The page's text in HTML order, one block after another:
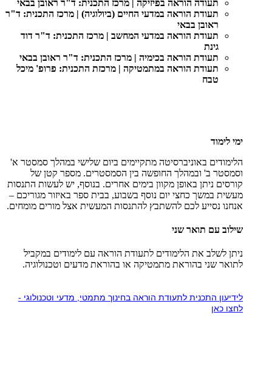
תעודה הוראה בפיזיקה | מרכז התכנית: ד"ר ראובן בבאי
תעודת הוראה במדעי החיים (ביולוגיה) | מרכז התכנית: ד"ר
ראובן בבאי
תעודת הוראה במדעי המחשב | מרכז התכנית: ד"ר דוד
גינת
תעודת הוראה בכימיה | מרכז התכנית: ד"ר ראובן בבאי
תעודת הוראה במתמטיקה | מרכזת התכנית: פרופ' מיכל
טבח
ימי לימוד
הלימודים באוניברסיטה מתקיימים ביום שלישי במהלך סמסטר א'
וסמסטר ב' ובמהלך החופשה בין הסמסטרים. מספר קטן של
קורסים ניתן באופן מקוון בימים אחרים. בנוסף, יש לעשות התנסות
מעשית במשך כחצי יום נוסף בשבוע, בבית ספר באיזור מגוריכם –
אנחנו נסייע לכם להשתבץ להתנסות המעשית אצל מורים מומחים.
שילוב עם תואר שני
ניתן לשלב את הלימודים לתעודת הוראה עם לימודים במקביל
לתואר שני בהוראת מתמטיקה או בהוראת מדעים וטכנולוגיה.
לידיעון התכנית לתעודת הוראה בחינוך מתמטי, מדעי וטכנולוגי -
לחצו כאן